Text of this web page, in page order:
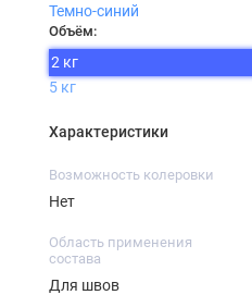
Темно-синий
Объём:
2 кг
5 кг
Характеристики
Возможность колеровки
Нет
Область применения
состава
Для швов